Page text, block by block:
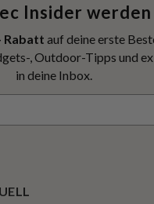
Insider werden
Rabatt auf deine erste
, Outdoor-Tipps und
in deine Inbox.